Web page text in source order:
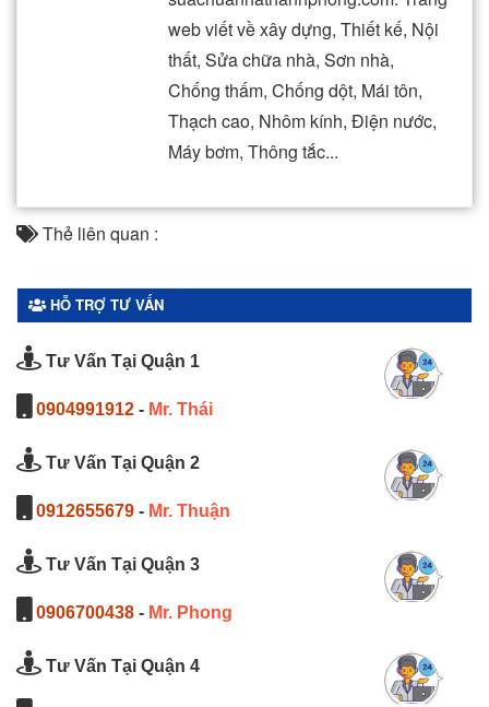
web viết về xây dựng, Thiết kế, Nội
thất, Sửa chữa nhà, Sơn nhà,
Chống thấm, Chống dột, Mái tôn,
Thạch cao, Nhôm kính, Điện nước,
Máy bơm, Thông tắc...
Thẻ liên quan :
HỖ TRỢ TƯ VẤN
Tư Vấn Tại Quận 1
0904991912 - Mr. Thái
Tư Vấn Tại Quận 2
0912655679 - Mr. Thuận
Tư Vấn Tại Quận 3
0906700438 - Mr. Phong
Tư Vấn Tại Quận 4